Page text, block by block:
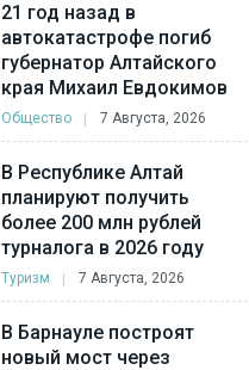
21 год назад в
автокатастрофе погиб
губернатор Алтайского
края Михаил Евдокимов
Общество 7 Августа, 2026
В Республике Алтай
планируют получить
более 200 млн рублей
турналога в 2026 году
Туризм 7 Августа, 2026
В Барнауле построят
новый мост через